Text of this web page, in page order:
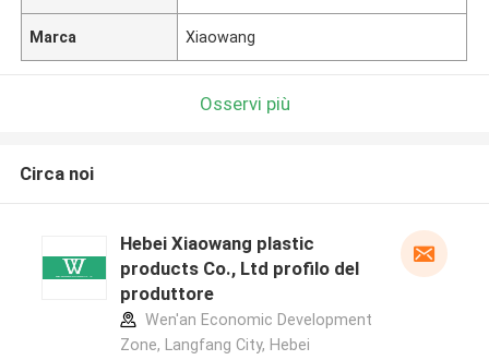
Marca Xiaowang
Osservi più
Circa noi
Hebei Xiaowang plastic
products Co., Ltd profilo del
produttore
Wen'an Economic Development
Zone, Langfang City, Hebei